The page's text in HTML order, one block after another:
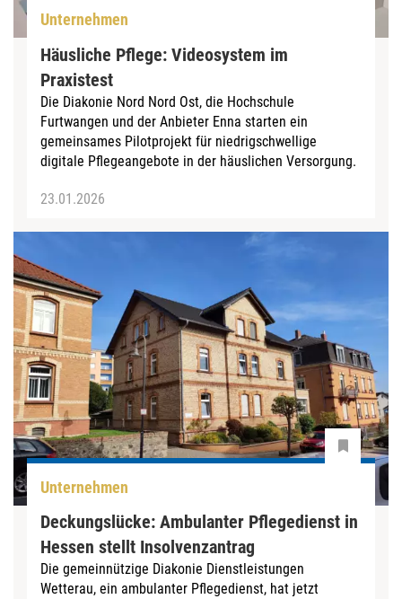
Unternehmen
Häusliche Pflege: Videosystem im
Praxistest
Die Diakonie Nord Nord Ost, die Hochschule
Furtwangen und der Anbieter Enna starten ein
gemeinsames Pilotprojekt für niedrigschwellige
digitale Pflegeangebote in der häuslichen Versorgung.
23.01.2026
Unternehmen
Deckungslücke: Ambulanter Pflegedienst in
Hessen stellt Insolvenzantrag
Die gemeinnützige Diakonie Dienstleistungen
Wetterau, ein ambulanter Pflegedienst, hat jetzt